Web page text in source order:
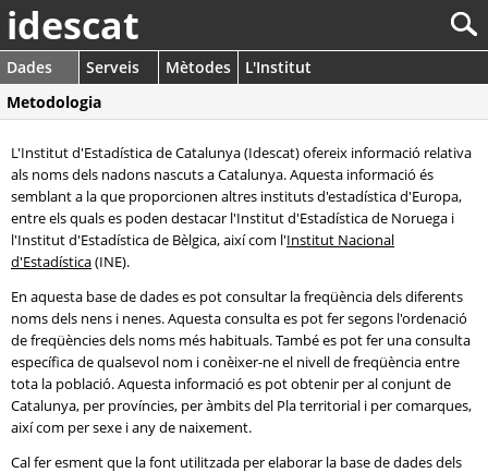
idescat
Dades Serveis Mètodes
L'Institut
Metodologia
L'Institut d'Estadística de Catalunya (Idescat) ofereix informació relativa
als noms dels nadons nascuts a Catalunya. Aquesta informació és
semblant a la que proporcionen altres instituts d'estadística d'Europa,
entre els quals es poden destacar l'Institut d'Estadística de Noruega i
l'Institut d'Estadística de Bèlgica, així com l'Institut Nacional
d'Estadística(INE).
En aquesta base de dades es pot consultar la freqüència dels diferents
noms dels nens i nenes. Aquesta consulta es pot fer segons l'ordenació
de freqüències dels noms més habituals. També es pot fer una consulta
específica de qualsevol nom i conèixer-ne el nivell de freqüència entre
tota la població. Aquesta informació es pot obtenir per al conjunt de
Catalunya, per províncies, per àmbits del Pla territorial i per comarques,
així com per sexe i any de naixement.
Cal fer esment que la font utilitzada per elaborar la base de dades dels